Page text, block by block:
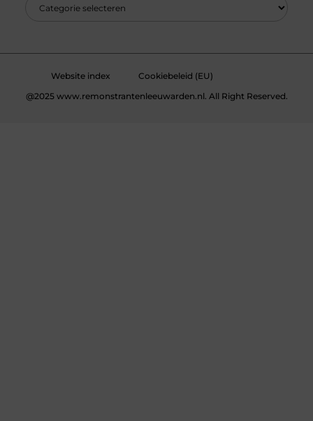
Website index
Cookiebeleid (EU)
@2025 www.remonstrantenleeuwarden.nl. All Right Reserved.